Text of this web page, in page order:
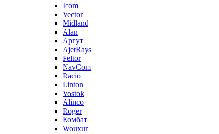
Icom
Vector
Midland
Alan
Аргут
AjetRays
Peltor
NavCom
Racio
Linton
Vostok
Alinco
Roger
Комбат
Wouxun